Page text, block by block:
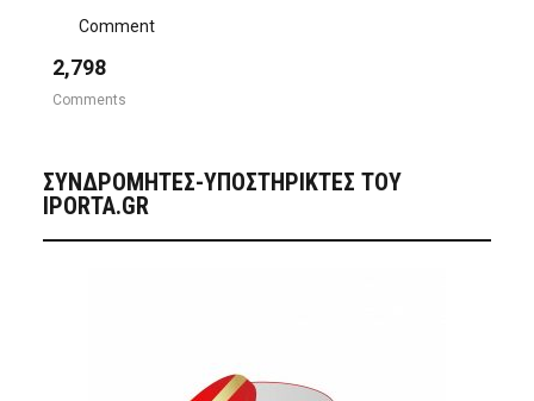
Comment
2,798
Comments
ΣΥΝΔΡΟΜΗΤΈΣ-ΥΠΟΣΤΗΡΙΚΤΈΣ ΤΟΥ
IPORTA.GR